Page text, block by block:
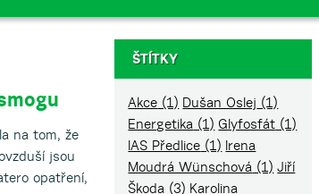
na tom, že
jsou
opatření,
ŠTÍTKY
Akce (1) Dušan Oslej (1)
Energetika (1) Glyfosfát (1)
IAS Předlice (1) Irena
Moudrá Wünschová (1) Jiří
Škoda (3) Karolina